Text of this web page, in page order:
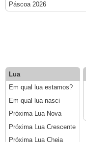
Páscoa 2026
Lua
Em qual lua estamos?
Em qual lua nasci
Próxima Lua Nova
Próxima Lua Crescente
Próxima Lua Cheia